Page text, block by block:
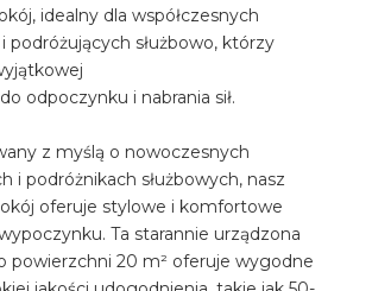
idealny dla współczesnych
podróżujących służbowo, którzy
odpoczynku i nabrania sił.
z myślą o nowoczesnych
i podróżnikach służbowych, nasz
oferuje stylowe i komfortowe
Ta starannie urządzona
powierzchni 20 m² oferuje wygodne